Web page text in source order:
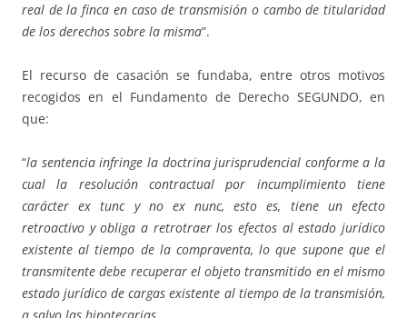
real de la finca en caso de transmisión o cambo de titularidad
de los derechos sobre la misma”.
El recurso de casación se fundaba, entre otros motivos
recogidos en el Fundamento de Derecho SEGUNDO, en
que:
“la sentencia infringe la doctrina jurisprudencial conforme a la
cual la resolución contractual por incumplimiento tiene
carácter ex tunc y no ex nunc, esto es, tiene un efecto
retroactivo y obliga a retrotraer los efectos al estado jurídico
existente al tiempo de la compraventa, lo que supone que el
transmitente debe recuperar el objeto transmitido en el mismo
estado jurídico de cargas existente al tiempo de la transmisión,